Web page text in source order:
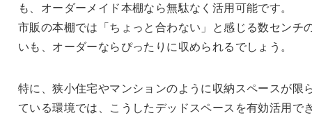
も、オーダーメイド本棚なら無駄なく活用可能です。
市販の本棚では「ちょっと合わない」と感じる数センチ
いも、オーダーならぴったりに収められるでしょう。
特に、狭小住宅やマンションのように収納スペースが限
ている環境では、こうしたデッドスペースを有効活用で